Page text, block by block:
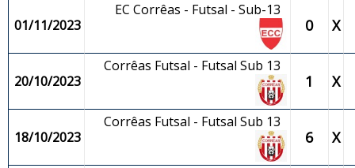
01/11/2023
EC Corrêas - Futsal - Sub-13
0 X
20/10/2023
Corrêas Futsal - Futsal Sub 13
1 X
18/10/2023
Corrêas Futsal - Futsal Sub 13
6 X